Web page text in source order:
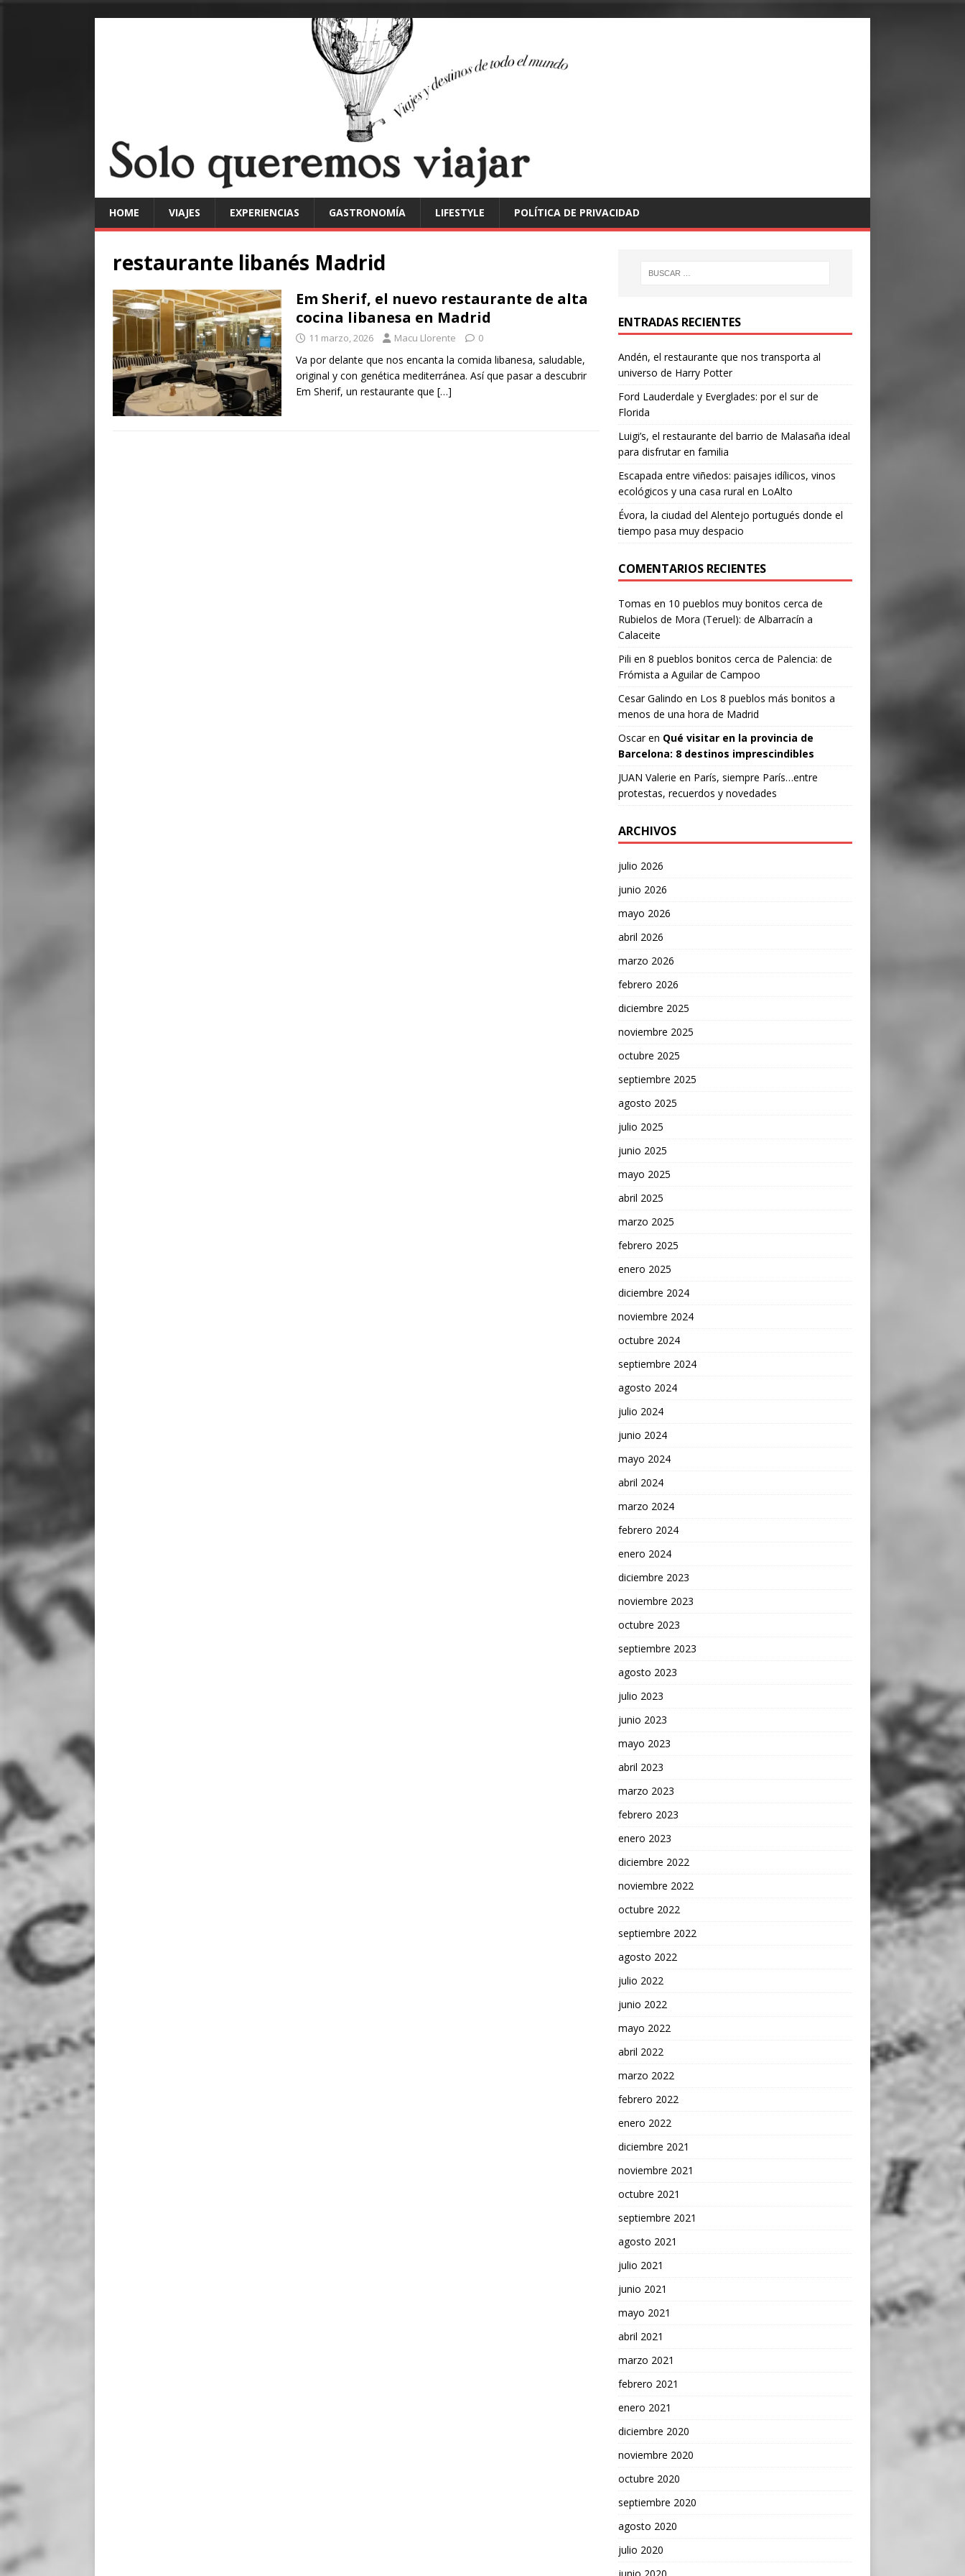
HOME VIAJES EXPERIENCIAS GASTRONOMÍA LIFESTYLE POLÍTICA DE PRIVACIDAD
restaurante libanés Madrid
Em Sherif, el nuevo restaurante de alta
cocina libanesa en Madrid
11 marzo, 2026 Macu Llorente 0
Va por delante que nos encanta la comida libanesa, saludable,
original y con genética mediterránea. Así que pasar a descubrir
Em Sherif, un restaurante que […]
ENTRADAS RECIENTES
Andén, el restaurante que nos transporta al
universo de Harry Potter
Ford Lauderdale y Everglades: por el sur de
Florida
Luigi’s, el restaurante del barrio de Malasaña ideal
para disfrutar en familia
Escapada entre viñedos: paisajes idílicos, vinos
ecológicos y una casa rural en LoAlto
Évora, la ciudad del Alentejo portugués donde el
tiempo pasa muy despacio
COMENTARIOS RECIENTES
Tomas en 10 pueblos muy bonitos cerca de
Rubielos de Mora (Teruel): de Albarracín a
Calaceite
Pili en 8 pueblos bonitos cerca de Palencia: de
Frómista a Aguilar de Campoo
Cesar Galindo en Los 8 pueblos más bonitos a
menos de una hora de Madrid
Oscaren Qué visitar en la provincia de
Barcelona: 8 destinos imprescindibles
JUAN Valerie en París, siempre París…entre
protestas, recuerdos y novedades
ARCHIVOS
julio 2026
junio 2026
mayo 2026
abril 2026
marzo 2026
febrero 2026
diciembre 2025
noviembre 2025
octubre 2025
septiembre 2025
agosto 2025
julio 2025
junio 2025
mayo 2025
abril 2025
marzo 2025
febrero 2025
enero 2025
diciembre 2024
noviembre 2024
octubre 2024
septiembre 2024
agosto 2024
julio 2024
junio 2024
mayo 2024
abril 2024
marzo 2024
febrero 2024
enero 2024
diciembre 2023
noviembre 2023
octubre 2023
septiembre 2023
agosto 2023
julio 2023
junio 2023
mayo 2023
abril 2023
marzo 2023
febrero 2023
enero 2023
diciembre 2022
noviembre 2022
octubre 2022
septiembre 2022
agosto 2022
julio 2022
junio 2022
mayo 2022
abril 2022
marzo 2022
febrero 2022
enero 2022
diciembre 2021
noviembre 2021
octubre 2021
septiembre 2021
agosto 2021
julio 2021
junio 2021
mayo 2021
abril 2021
marzo 2021
febrero 2021
enero 2021
diciembre 2020
noviembre 2020
octubre 2020
septiembre 2020
agosto 2020
julio 2020